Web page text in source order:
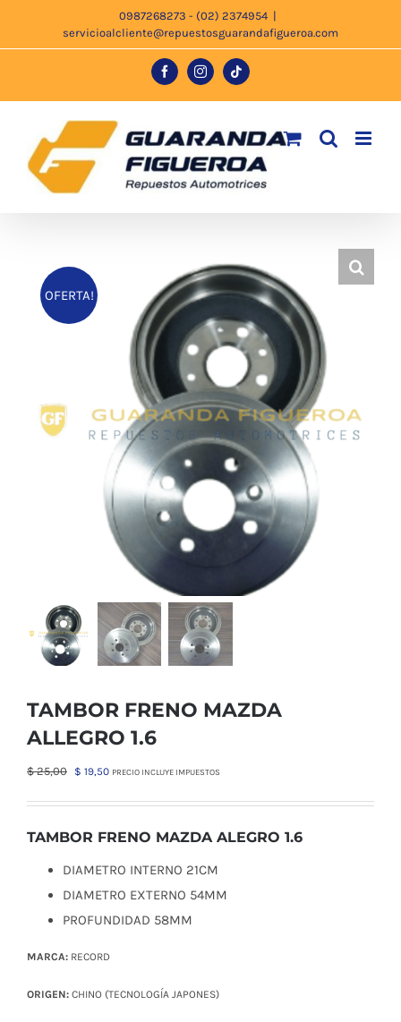
0987268273 - (02) 2374954 |
servicioalcliente@repuestosguarandafigueroa.com
FacebookInstagramTiktok
OFERTA!
TAMBOR FRENO MAZDA
ALLEGRO 1.6
$25,00
El
original
$ 19,50El
actual
PRECIO INCLUYE IMPUESTOS
TAMBOR FRENO MAZDA ALEGRO 1.6
DIAMETRO INTERNO 21CM
DIAMETRO EXTERNO 54MM
PROFUNDIDAD 58MM
MARCA: RECORD
ORIGEN: CHINO (TECNOLOGÍA JAPONES)